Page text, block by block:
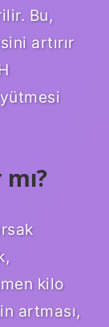
Bu,
artırır
kilo
artması,